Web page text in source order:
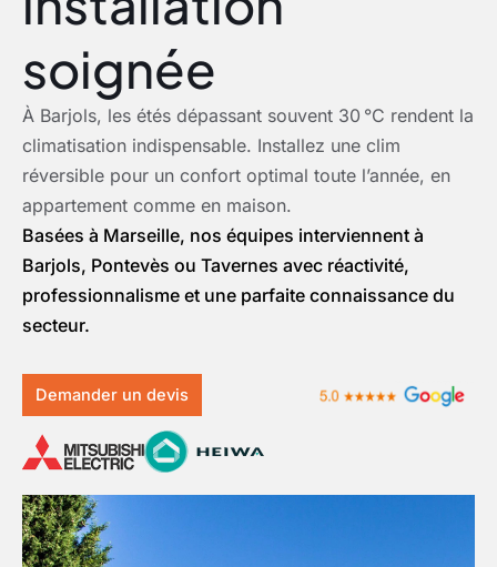
soignée
À Barjols, les étés dépassant souvent 30 °C rendent la
climatisation indispensable. Installez une clim
réversible pour un confort optimal toute l’année, en
appartement comme en maison.
Basées à Marseille, nos équipes interviennent à
Barjols, Pontevès ou Tavernes avec réactivité,
professionnalisme et une parfaite connaissance du
secteur.
Demander un devis